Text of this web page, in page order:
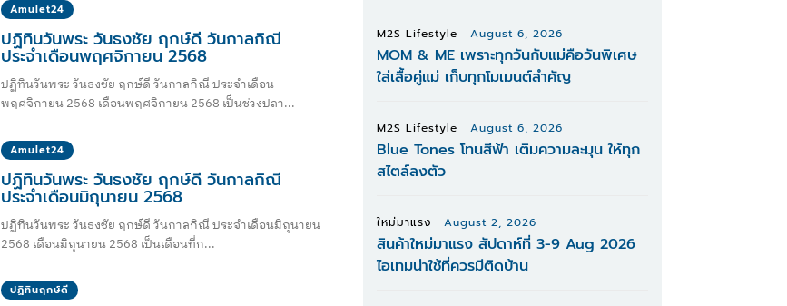
Amulet24
ปฏิทินวันพระ วันธงชัย ฤกษ์ดี วันกาลกิณี
ประจำเดือนพฤศจิกายน 2568
ปฏิทินวันพระ วันธงชัย ฤกษ์ดี วันกาลกิณี ประจำเดือน
พฤศจิกายน 2568 เดือนพฤศจิกายน 2568 เป็นช่วงปลา...
Amulet24
ปฏิทินวันพระ วันธงชัย ฤกษ์ดี วันกาลกิณี
ประจำเดือนมิถุนายน 2568
ปฏิทินวันพระ วันธงชัย ฤกษ์ดี วันกาลกิณี ประจำเดือนมิถุนายน
2568 เดือนมิถุนายน 2568 เป็นเดือนที่ก...
ปฏิทินฤกษ์ดี
M2S Lifestyle August 6, 2026
MOM & ME เพราะทุกวันกับแม่คือวันพิเศษ
ใส่เสื้อคู่แม่ เก็บทุกโมเมนต์สำคัญ
M2S Lifestyle August 6, 2026
Blue Tones โทนสีฟ้า เติมความละมุน ให้ทุก
สไตล์ลงตัว
ใหม่มาแรง August 2, 2026
สินค้าใหม่มาแรง สัปดาห์ที่ 3-9 Aug 2026
ไอเทมน่าใช้ที่ควรมีติดบ้าน